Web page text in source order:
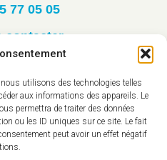
utilisons des technologies telles
aux informations des appareils. Le
permettra de traiter des données
ou les ID uniques sur ce site. Le fait
peut avoir un effet négatif
77 05 05
contacter
vendredi :
à 12h00